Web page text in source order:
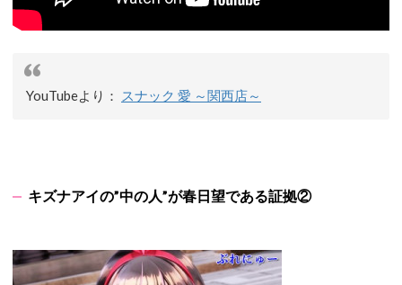
YouTubeより： スナック 愛 ～関西店～
キズナアイの”中の人”が春日望である証拠②